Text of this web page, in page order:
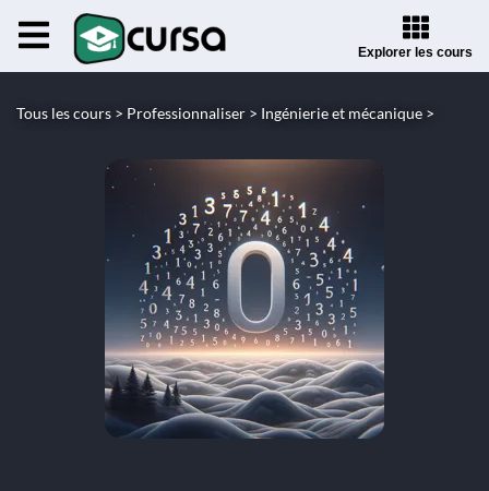
Explorer les cours
Tous les cours > Professionnaliser > Ingénierie et mécanique >